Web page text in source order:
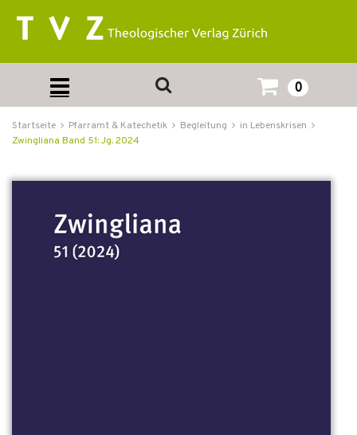
0
Startseite Pfarramt & Katechetik Begleitung
in Lebenskrisen
Zwingliana Band 51: Jg. 2024